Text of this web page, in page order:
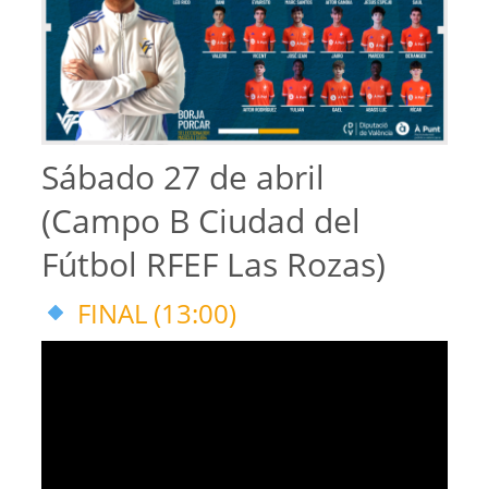
Sábado 27 de abril
(Campo B Ciudad del
Fútbol RFEF Las Rozas)
FINAL (13:00)